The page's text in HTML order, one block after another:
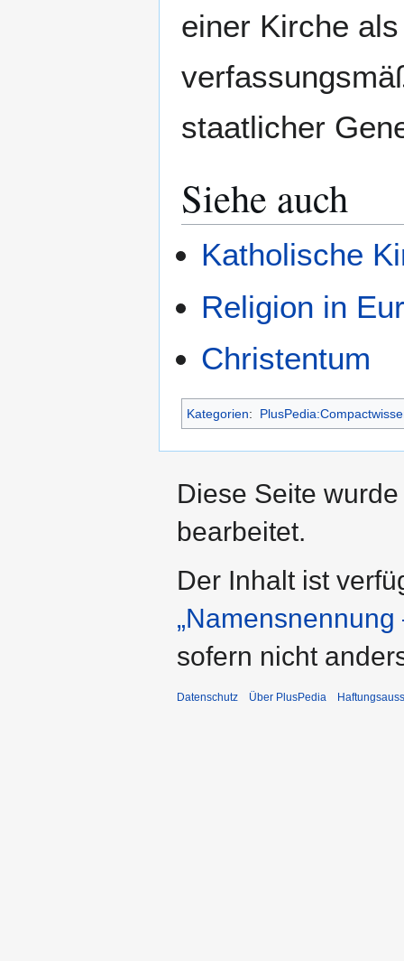
einer Kirche
staatlicher
Siehe auch
Katholische
Religion in
Christentum
Kategorien:
Diese Seite
bearbeitet.
Der Inhalt ist
sofern nicht
Datenschutz Über PlusPedia